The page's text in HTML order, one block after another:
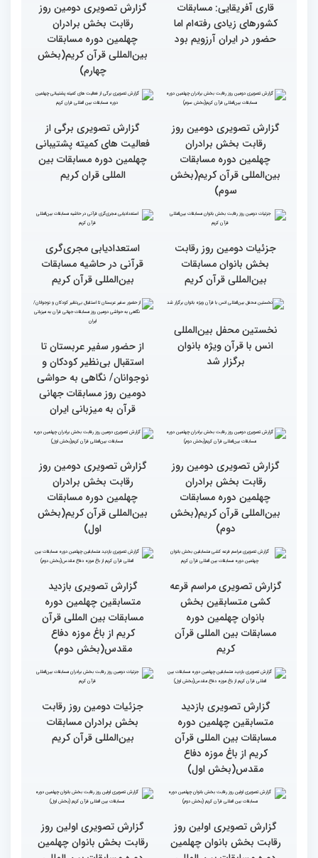
در زندگی یکی از تأثیرات
انس با قرآن است
رسیدن به سرمنزل مقصود
است
مسلمان باید اولین اولویت
باشد
انس با قرآن در روابط
اجتماعی افراد تأثیرگذار است
قاری آفریقایی: مسابقات
کشورهای زیادی رفته‌ام اما
حضور در ایران آرزویم بود
گزارش تصویری دومین روز
رقابت بخش برادران
بین‌المللی قرآن کریم(بخش
چهارم)
گزارش تصویری دومین روز
رقابت بخش برادران
بین‌المللی قرآن کریم(بخش
سوم)
گزارش تصویری برگی از
فعالیت های کمیته پشتیبانی
چهلمین دوره مسابقات بین
بین‌المللی قرآن کریم
استعدادیابی مجری‌گری
قرآنی در حاشیه مسابقات
بین‌المللی قرآن کریم
نخستین محفل بین‌المللی
انس با قرآن ویژه بانوان
برگزار شد
از حضور سفیر عربستان تا
استقبال بی‌نظیر کودکان و
نوجوانان/ نگاهی به حواشی
دومین روز مسابقات جهانی
قرآن به میزبانی ایران
گزارش تصویری دومین روز
رقابت بخش برادران
چهلمین دوره مسابقات
بین‌المللی قرآن کریم(بخش
دوم)
گزارش تصویری دومین روز
رقابت بخش برادران
چهلمین دوره مسابقات
بین‌المللی قرآن کریم(بخش
اول)
گزارش تصویری مراسم قرعه
کشی متسابقین بخش
بانوان چهلمین دوره
مسابقات بین المللی قرآن
کریم
گزارش تصویری بازدید
کریم از باغ موزه دفاع
مقدس(بخش دوم)